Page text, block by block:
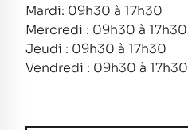
Mardi: 09h30 à 17h30
Mercredi : 09h30 à 17h30
Jeudi : 09h30 à 17h30
Vendredi : 09h30 à 17h30